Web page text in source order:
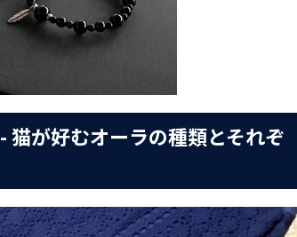
- 猫が好むオーラの種類とそれぞ